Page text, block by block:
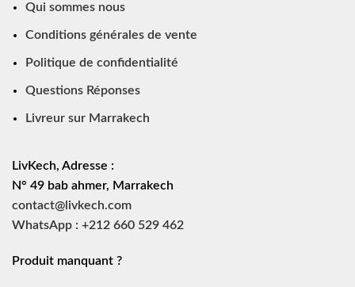
Qui sommes nous
Conditions générales de vente
Politique de confidentialité
Questions Réponses
Livreur sur Marrakech
LivKech, Adresse :
N° 49 bab ahmer, Marrakech
contact@livkech.com
WhatsApp : +212 660 529 462
Produit manquant ?